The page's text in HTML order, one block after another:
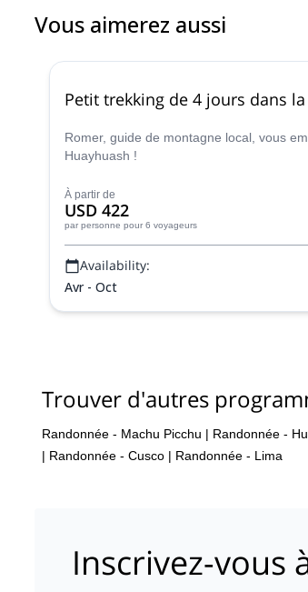
Vous aimerez aussi
Petit trekking de 4 jours dans
Romer, guide de montagne local, vous
Huayhuash !
À partir de
USD 422
par personne pour 6 voyageurs
Availability:
Avr - Oct
Trouver d'autres
Randonnée - Machu Picchu | Randonnée -
| Randonnée - Cusco | Randonnée - Lima
Inscrivez-vous